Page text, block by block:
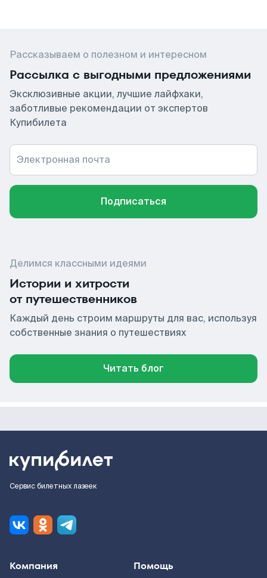
Рассказываем о полезном и интересном
Рассылка с выгодными предложениями
Эксклюзивные акции, лучшие лайфхаки,
заботливые рекомендации от экспертов
Купибилета
Электронная почта
Подписаться
Делимся классными идеями
Истории и хитрости
от путешественников
Каждый день строим маршруты для вас, используя
собственные знания о путешествиях
Читать блог
Сервис билетных лазеек
Компания Помощь